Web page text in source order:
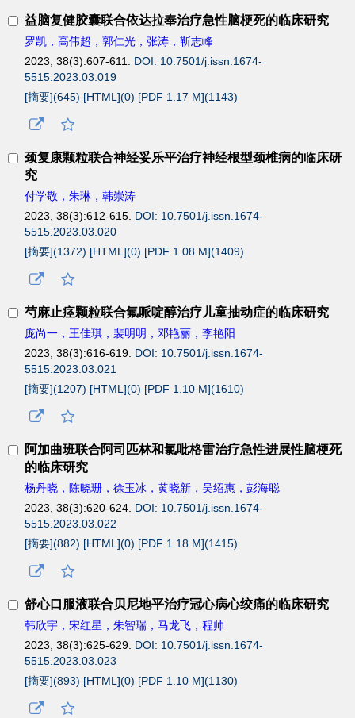
益脑复健胶囊联合依达拉奉治疗急性脑梗死的临床研究
罗凯，高伟超，郭仁光，张涛，靳志峰
2023, 38(3):607-611. DOI: 10.7501/j.issn.1674-
5515.2023.03.019
[摘要](645) [HTML](0) [PDF 1.17 M](1143)
颈复康颗粒联合神经妥乐平治疗神经根型颈椎病的临床研
究
付学敬，朱琳，韩崇涛
2023, 38(3):612-615. DOI: 10.7501/j.issn.1674-
5515.2023.03.020
[摘要](1372) [HTML](0) [PDF 1.08 M](1409)
芍麻止痉颗粒联合氟哌啶醇治疗儿童抽动症的临床研究
庞尚一，王佳琪，裴明明，邓艳丽，李艳阳
2023, 38(3):616-619. DOI: 10.7501/j.issn.1674-
5515.2023.03.021
[摘要](1207) [HTML](0) [PDF 1.10 M](1610)
阿加曲班联合阿司匹林和氯吡格雷治疗急性进展性脑梗死
的临床研究
杨丹晓，陈晓珊，徐玉冰，黄晓新，吴绍惠，彭海聪
2023, 38(3):620-624. DOI: 10.7501/j.issn.1674-
5515.2023.03.022
[摘要](882) [HTML](0) [PDF 1.18 M](1415)
舒心口服液联合贝尼地平治疗冠心病心绞痛的临床研究
韩欣宇，宋红星，朱智瑞，马龙飞，程帅
2023, 38(3):625-629. DOI: 10.7501/j.issn.1674-
5515.2023.03.023
[摘要](893) [HTML](0) [PDF 1.10 M](1130)